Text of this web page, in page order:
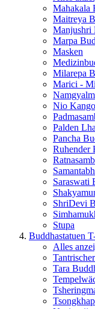
Mahakala
Maitreya
Manjushri
Marpa
Masken
Milarepa
Marici -
Nio
Palden
Pancha
Ruhender
Saraswati
ShriDevi
Stupa
Buddhastatuen
Alles
Tara